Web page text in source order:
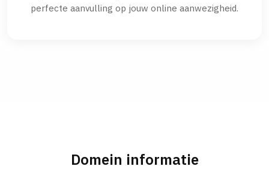
perfecte aanvulling op jouw online aanwezigheid.
Domein informatie